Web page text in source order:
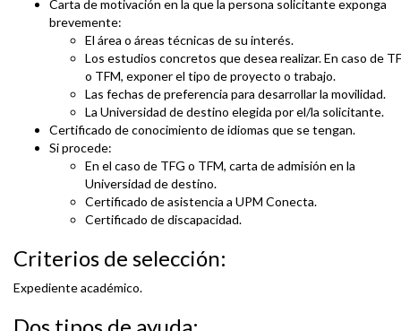
Carta de motivación en la que la persona solicitante exponga
brevemente:
El área o áreas técnicas de su interés.
Los estudios concretos que desea realizar. En caso de
o TFM, exponer el tipo de proyecto o trabajo.
Las fechas de preferencia para desarrollar la movilidad.
La Universidad de destino elegida por el/la solicitante.
Certificado de conocimiento de idiomas que se tengan.
Si procede:
En el caso de TFG o TFM, carta de admisión en la
Universidad de destino.
Certificado de asistencia a UPM Conecta.
Certificado de discapacidad.
Criterios de selección:
Expediente académico.